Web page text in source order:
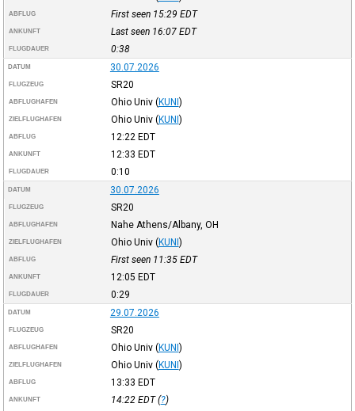
ABFLUG First seen 15:29 EDT
ANKUNFT Last seen 16:07 EDT
FLUGDAUER 0:38
DATUM 30.07.2026
FLUGZEUG SR20
ABFLUGHAFEN Ohio Univ (KUNI )
ZIELFLUGHAFEN Ohio Univ (KUNI )
ABFLUG 12:22 EDT
ANKUNFT 12:33 EDT
FLUGDAUER 0:10
DATUM 30.07.2026
FLUGZEUG SR20
ABFLUGHAFEN Nahe Athens/Albany, OH
ZIELFLUGHAFEN Ohio Univ (KUNI )
ABFLUG First seen 11:35 EDT
ANKUNFT 12:05 EDT
FLUGDAUER 0:29
DATUM 29.07.2026
FLUGZEUG SR20
ABFLUGHAFEN Ohio Univ (KUNI )
ZIELFLUGHAFEN Ohio Univ (KUNI )
ABFLUG 13:33 EDT
ANKUNFT 14:22 EDT(?)